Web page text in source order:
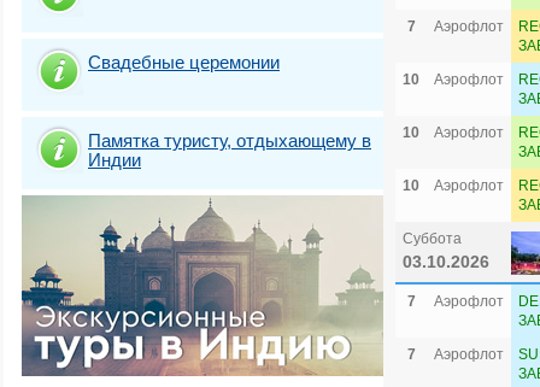
Свадебные церемонии
Памятка туристу, отдыхающему в
Индии
7
Аэрофлот
10
Аэрофлот
10
Аэрофлот
10
Аэрофлот
Суббота
03.10.2026
7 Аэрофлот
7
Аэрофлот